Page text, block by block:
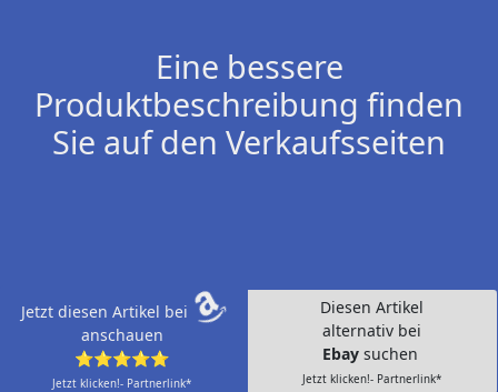
Eine bessere
Produktbeschreibung finden
Sie auf den Verkaufsseiten
Jetzt diesen Artikel bei
anschauen
⭐⭐⭐⭐⭐
Jetzt klicken!- Partnerlink*
Diesen Artikel
alternativ bei
Ebay suchen
Jetzt klicken!- Partnerlink*